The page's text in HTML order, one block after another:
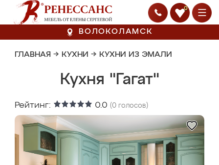
0
ВОЛОКОЛАМСК
ГЛАВНАЯ → КУХНИ → КУХНИ ИЗ ЭМАЛИ
Кухня "Гагат"
Рейтинг: 0.0 (0 голосов)